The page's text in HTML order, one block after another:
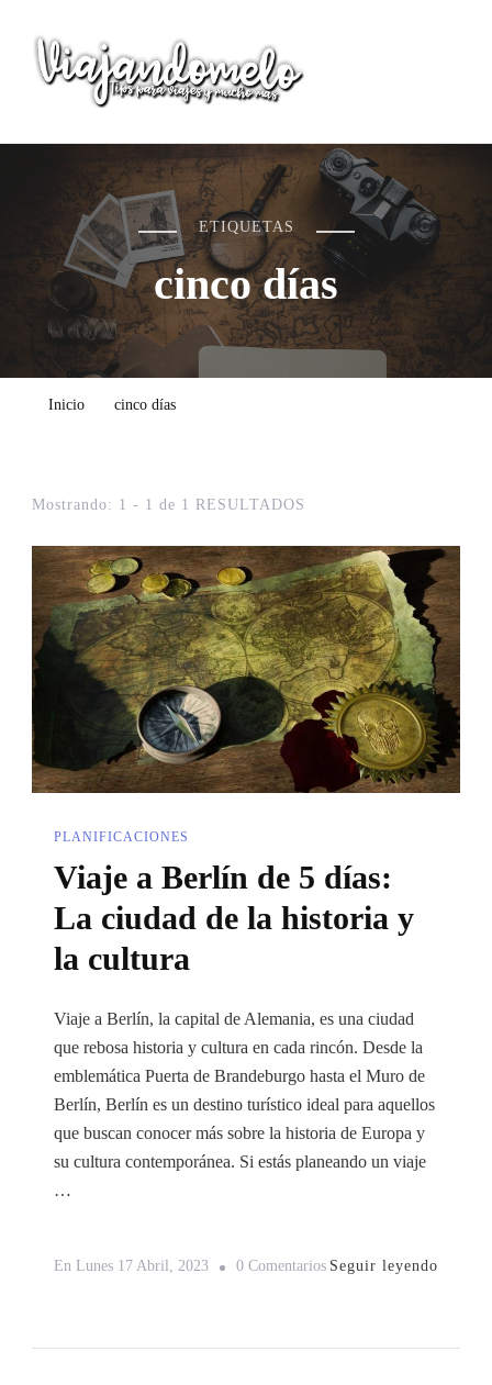
Viajandomelo
Todo lo que necesitas saber en tu próximo viaje
ETIQUETAS
cinco días
Inicio cinco días
Mostrando: 1 - 1 de 1 RESULTADOS
PLANIFICACIONES
Viaje a Berlín de 5 días:
La ciudad de la historia y
la cultura
Viaje a Berlín, la capital de Alemania, es una ciudad
que rebosa historia y cultura en cada rincón. Desde la
emblemática Puerta de Brandeburgo hasta el Muro de
Berlín, Berlín es un destino turístico ideal para aquellos
que buscan conocer más sobre la historia de Europa y
su cultura contemporánea. Si estás planeando un viaje
…
En Lunes 17 Abril, 2023 0 ComentariosEn
Seguir leyendo